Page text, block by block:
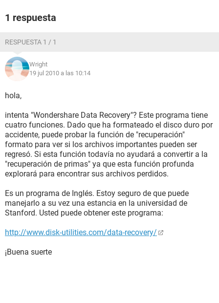
1 respuesta
RESPUESTA 1 / 1
Wright
19 jul 2010 a las 10:14
hola,
intenta "Wondershare Data Recovery"? Este programa tiene
cuatro funciones. Dado que ha formateado el disco duro por
accidente, puede probar la función de "recuperación"
formato para ver si los archivos importantes pueden ser
regresó. Si esta función todavía no ayudará a convertir a la
"recuperación de primas" ya que esta función profunda
explorará para encontrar sus archivos perdidos.
Es un programa de Inglés. Estoy seguro de que puede
manejarlo a su vez una estancia en la universidad de
Stanford. Usted puede obtener este programa:
http://www.disk-utilities.com/data-recovery/
¡Buena suerte